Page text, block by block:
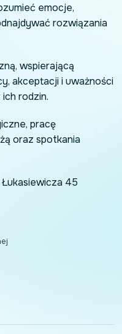
emocje,
rozwiązania
wspierającą
akceptacji i uważności
rodzin.
pracę
oraz spotkania
45